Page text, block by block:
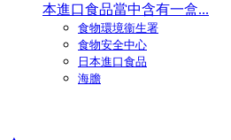
本進口食品當中含有一盒...
食物環境衞生署
食物安全中心
日本進口食品
海膽